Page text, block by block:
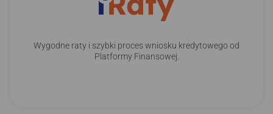
Wygodne raty i szybki proces wniosku kredytowego od
Platformy Finansowej.